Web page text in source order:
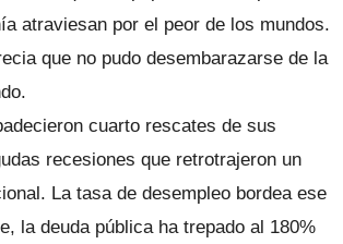
atraviesan por el peor de los mundos.
que no pudo desembarazarse de la
cuarto rescates de sus
recesiones que retrotrajeron un
La tasa de desempleo bordea ese
la deuda pública ha trepado al 180%